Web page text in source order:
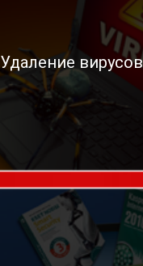
Удаление вирусов